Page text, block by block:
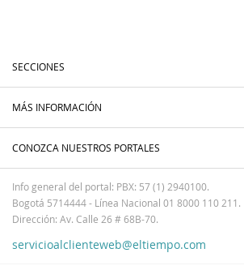
SECCIONES
MÁS INFORMACIÓN
CONOZCA NUESTROS PORTALES
Info general del portal: PBX: 57 (1) 2940100.
Bogotá 5714444 - Línea Nacional 01 8000 110 211.
Dirección: Av. Calle 26 # 68B-70.
servicioalclienteweb@eltiempo.com